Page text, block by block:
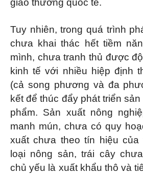
giao thương quốc tế.
Tuy nhiên, trong quá trình
chưa khai thác hết tiềm
mình, chưa tranh thủ được
kinh tế với nhiều hiệp định
(cả song phương và đa
kết để thúc đẩy phát triển
phẩm. Sản xuất nông
manh mún, chưa có quy
xuất chưa theo tín hiệu của
loại nông sản, trái cây
chủ yếu là xuất khẩu thô và